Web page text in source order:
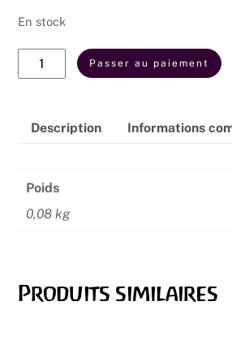
En stock
quantité
de
vigile,
et
transplantation
Passer au paiement
Description Informations
Poids
0,08 kg
Produits similaires